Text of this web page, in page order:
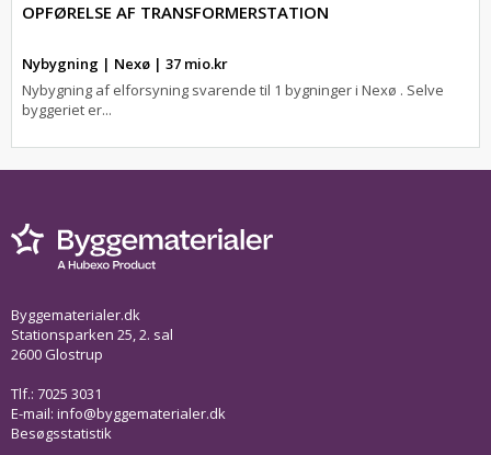
OPFØRELSE AF TRANSFORMERSTATION
Nybygning | Nexø | 37 mio.kr
Nybygning af elforsyning svarende til 1 bygninger i Nexø . Selve
byggeriet er...
Byggematerialer.dk
Stationsparken 25, 2. sal
2600 Glostrup
Tlf.: 7025 3031
E-mail: info@byggematerialer.dk
Besøgsstatistik